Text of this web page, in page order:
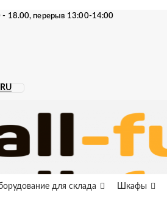
- 18.00, перерыв 13:00-14:00
для склада Шкафы